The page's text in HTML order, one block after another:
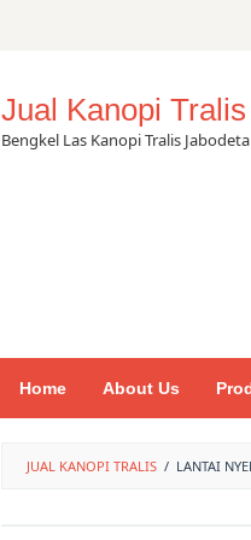
Jual Kanopi Tralis
Bengkel Las Kanopi Tralis
Home About Us
JUAL KANOPI TRALIS / LANTAI